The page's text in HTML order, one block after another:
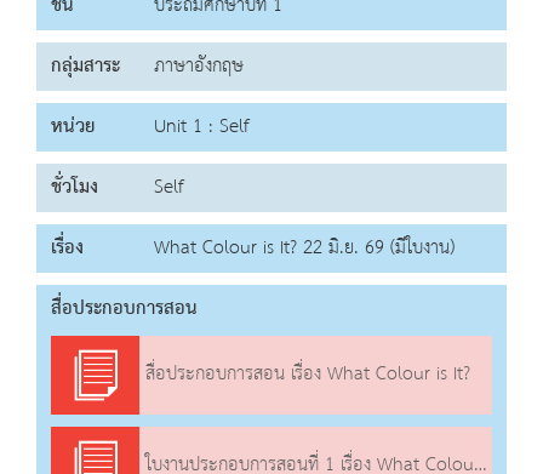
กลุ่มสาระ
ภาษาอังกฤษ
หน่วย
Unit 1 : Self
ชั่วโมง
Self
เรื่อง
What Colour is It? 22 มิ.ย. 69 (มีใบงาน)
สื่อประกอบการสอน
สื่อประกอบการสอน เรื่อง What Colour is It?
ใบงานประกอบการสอนที่ 1 เรื่อง What Colour is It?